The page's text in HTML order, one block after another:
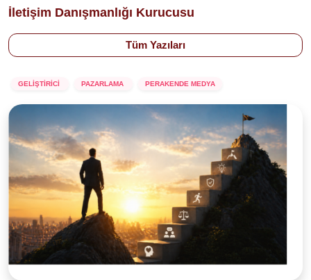
İletişim Danışmanlığı Kurucusu
Tüm Yazıları
GELİŞTİRİCİ PAZARLAMA PERAKENDE MEDYA